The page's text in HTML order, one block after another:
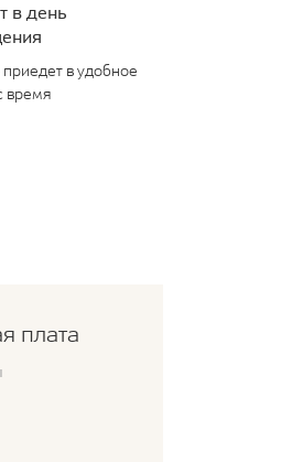
в день
в удобное
время
плата